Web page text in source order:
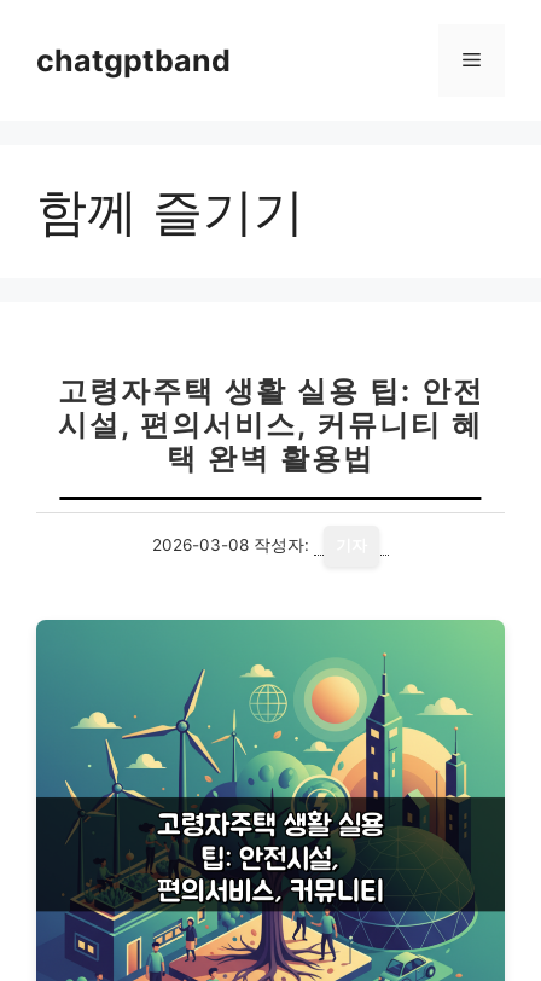
chatgptband 메
함께 즐기기
고령자주택 생활 실용 팁: 안전
시설, 편의서비스, 커뮤니티 혜
택 완벽 활용법
2026-03-08 작성자: